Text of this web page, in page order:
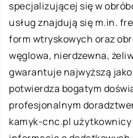
specjalizującej się w
usług znajdują się m.in.
form wtryskowych oraz
węglowa, nierdzewna,
gwarantuje najwyższą
potwierdza bogatym
profesjonalnym
kamyk-cnc.pl